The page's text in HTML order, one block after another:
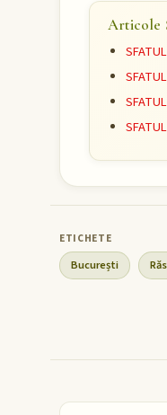
Articole
București